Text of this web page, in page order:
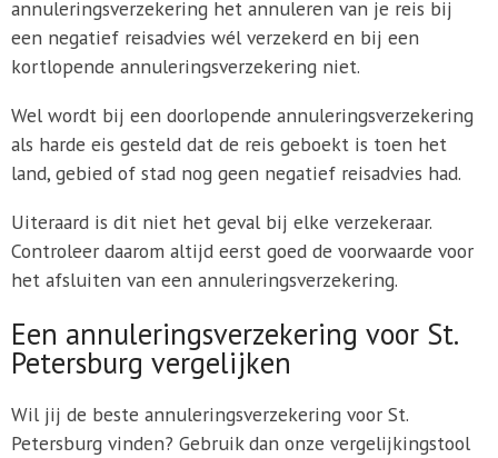
annuleringsverzekering het annuleren van je reis bij
een negatief reisadvies wél verzekerd en bij een
kortlopende annuleringsverzekering niet.
Wel wordt bij een doorlopende annuleringsverzekering
als harde eis gesteld dat de reis geboekt is toen het
land, gebied of stad nog geen negatief reisadvies had.
Uiteraard is dit niet het geval bij elke verzekeraar.
Controleer daarom altijd eerst goed de voorwaarde voor
het afsluiten van een annuleringsverzekering.
Een annuleringsverzekering voor St.
Petersburg vergelijken
Wil jij de beste annuleringsverzekering voor St.
Petersburg vinden? Gebruik dan onze vergelijkingstool